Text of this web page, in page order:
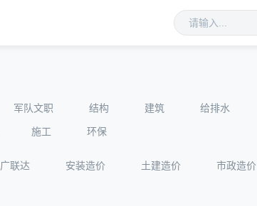
军队文职 结构 建筑 给排水
施工 环保
广联达 安装造价 土建造价 市政造价